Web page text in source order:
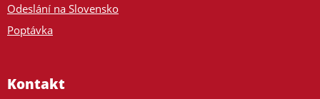
Odeslání na Slovensko
Poptávka
Kontakt